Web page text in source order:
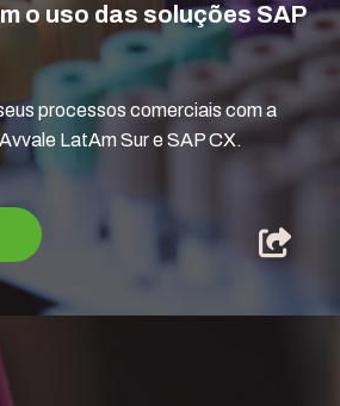
o uso das soluções SAP
processos comerciais com a
LatAm Sur e SAP CX.